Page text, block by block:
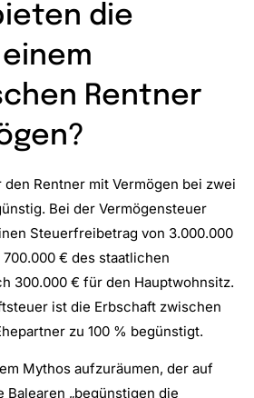
die
Rentner
Rentner mit Vermögen bei zwei
Bei der Vermögensteuer
Steuerfreibetrag von 3.000.000
€ des staatlichen
300.000 € für den Hauptwohnsitz.
ist die Erbschaft zwischen
zu 100 % begünstigt.
Mythos aufzuräumen, der auf
Balearen „begünstigen die